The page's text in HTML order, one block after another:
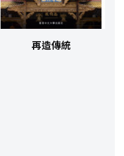
再造傳統